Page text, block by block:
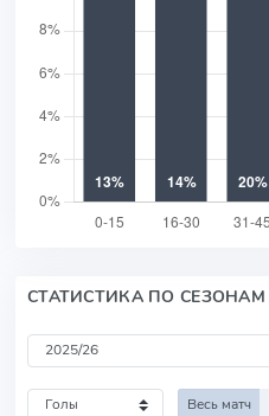
СТАТИСТИКА ПО СЕЗОНАМ
Весь матч